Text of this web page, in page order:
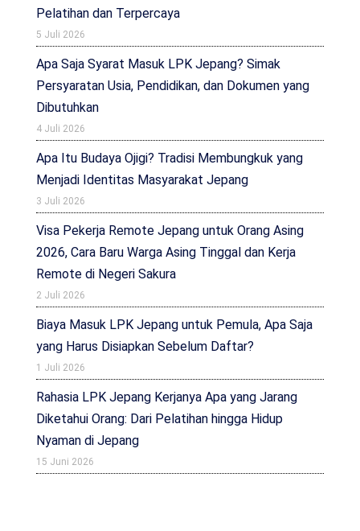
Pelatihan dan Terpercaya
5 Juli 2026
Apa Saja Syarat Masuk LPK Jepang? Simak
Persyaratan Usia, Pendidikan, dan Dokumen yang
Dibutuhkan
4 Juli 2026
Apa Itu Budaya Ojigi? Tradisi Membungkuk yang
Menjadi Identitas Masyarakat Jepang
3 Juli 2026
Visa Pekerja Remote Jepang untuk Orang Asing
2026, Cara Baru Warga Asing Tinggal dan Kerja
Remote di Negeri Sakura
2 Juli 2026
Biaya Masuk LPK Jepang untuk Pemula, Apa Saja
yang Harus Disiapkan Sebelum Daftar?
1 Juli 2026
Rahasia LPK Jepang Kerjanya Apa yang Jarang
Diketahui Orang: Dari Pelatihan hingga Hidup
Nyaman di Jepang
15 Juni 2026